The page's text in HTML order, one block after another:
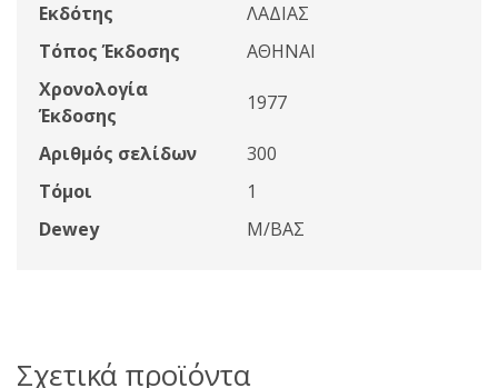
Εκδότης
ΛΑΔΙΑΣ
Τόπος Έκδοσης
ΑΘΗΝΑΙ
Χρονολογία
Έκδοσης
1977
Αριθμός σελίδων
300
Τόμοι
1
Dewey
Μ/ΒΑΣ
Σχετικά προϊόντα